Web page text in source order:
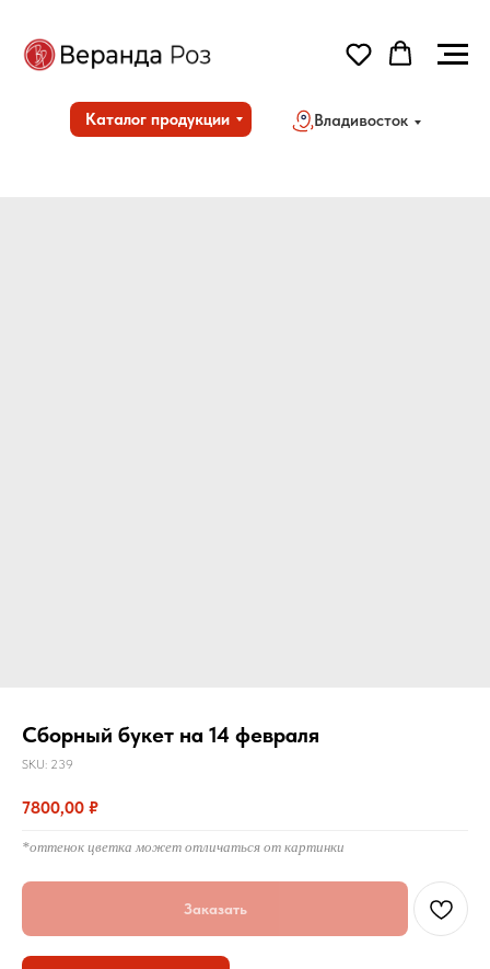
Каталог продукции Владивосток
Сборный букет на 14 февраля
SKU: 239
7800,00 ₽
*оттенок цветка может отличаться от картинки
Заказать